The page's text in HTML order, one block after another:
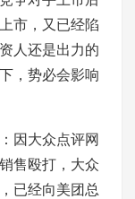
市，又已经陷
人还是出力的
，势必会影响
因大众点评网
售殴打，大众
已经向美团总